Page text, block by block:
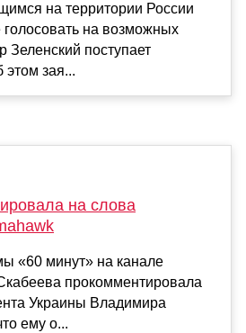
на территории России
на возможных
поступает
зая...
на слова
«60 минут» на канале
прокомментировала
Украины Владимира
ему о...